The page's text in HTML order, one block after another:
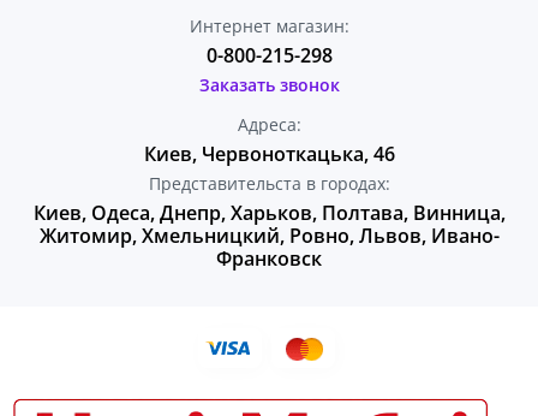
Интернет магазин:
0-800-215-298
Заказать звонок
Адреса:
Киев, Червоноткацька, 46
Представительста в городах:
Киев, Одеса, Днепр, Харьков, Полтава, Винница,
Житомир, Хмельницкий, Ровно, Львов, Ивано-
Франковск